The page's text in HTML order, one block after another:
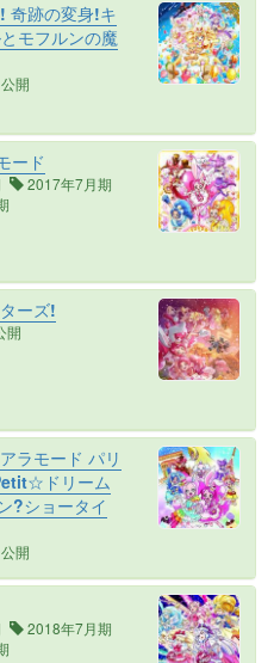
奇跡の変身!キ
モフルンの魔
開
ード
2017年7月期
ーズ!
開
ラモード パリ
ドリーム
?ショータイ
開
2018年7月期